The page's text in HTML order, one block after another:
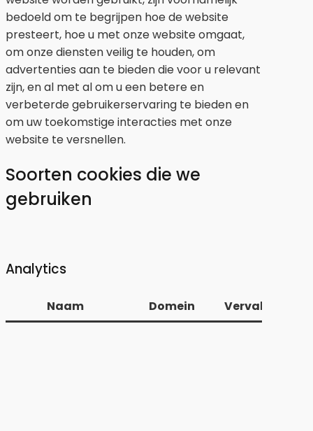
bedoeld om te begrijpen hoe de website
presteert, hoe u met onze website omgaat,
om onze diensten veilig te houden, om
advertenties aan te bieden die voor u relevant
zijn, en al met al om u een betere en
verbeterde gebruikerservaring te bieden en
om uw toekomstige interacties met onze
website te versnellen.
Soorten cookies die we
gebruiken
Analytics
Naam Domein Vervaldatum